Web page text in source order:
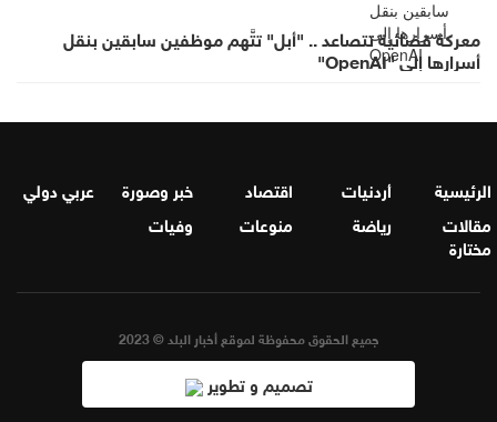
معركة قضائية تتصاعد .. "أبل" تتَّهم موظفين سابقين بنقل
أسرارها إلى "OpenAI"
الرئيسية أردنيات اقتصاد خبر وصورة
عربي دولي
مقالات
مختارة
رياضة منوعات وفيات
جميع الحقوق محفوظة لموقع أخبار البلد © 2023
تصميم و تطوير